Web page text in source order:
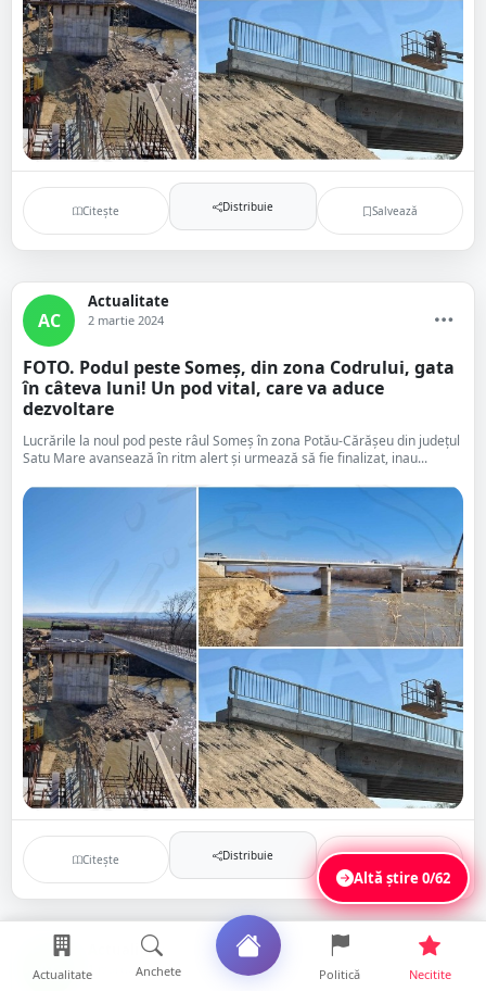
Citește Distribuie Salvează
AC
Actualitate
2 martie 2024
FOTO. Podul peste Someș, din zona Codrului, gata
în câteva luni! Un pod vital, care va aduce
dezvoltare
Lucrările la noul pod peste râul Someș în zona Potău-Cărășeu din județul
Satu Mare avansează în ritm alert și urmează să fie finalizat, inau...
Citește Distribuie Salvează
AC
Actualitate
1 martie 2024
Altă știre0/62
Actualitate Anchete Politică Necitite